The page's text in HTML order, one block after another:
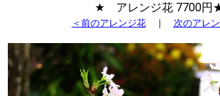
★ アレンジ花 7700円
＜前のアレンジ花｜ 次のアレ